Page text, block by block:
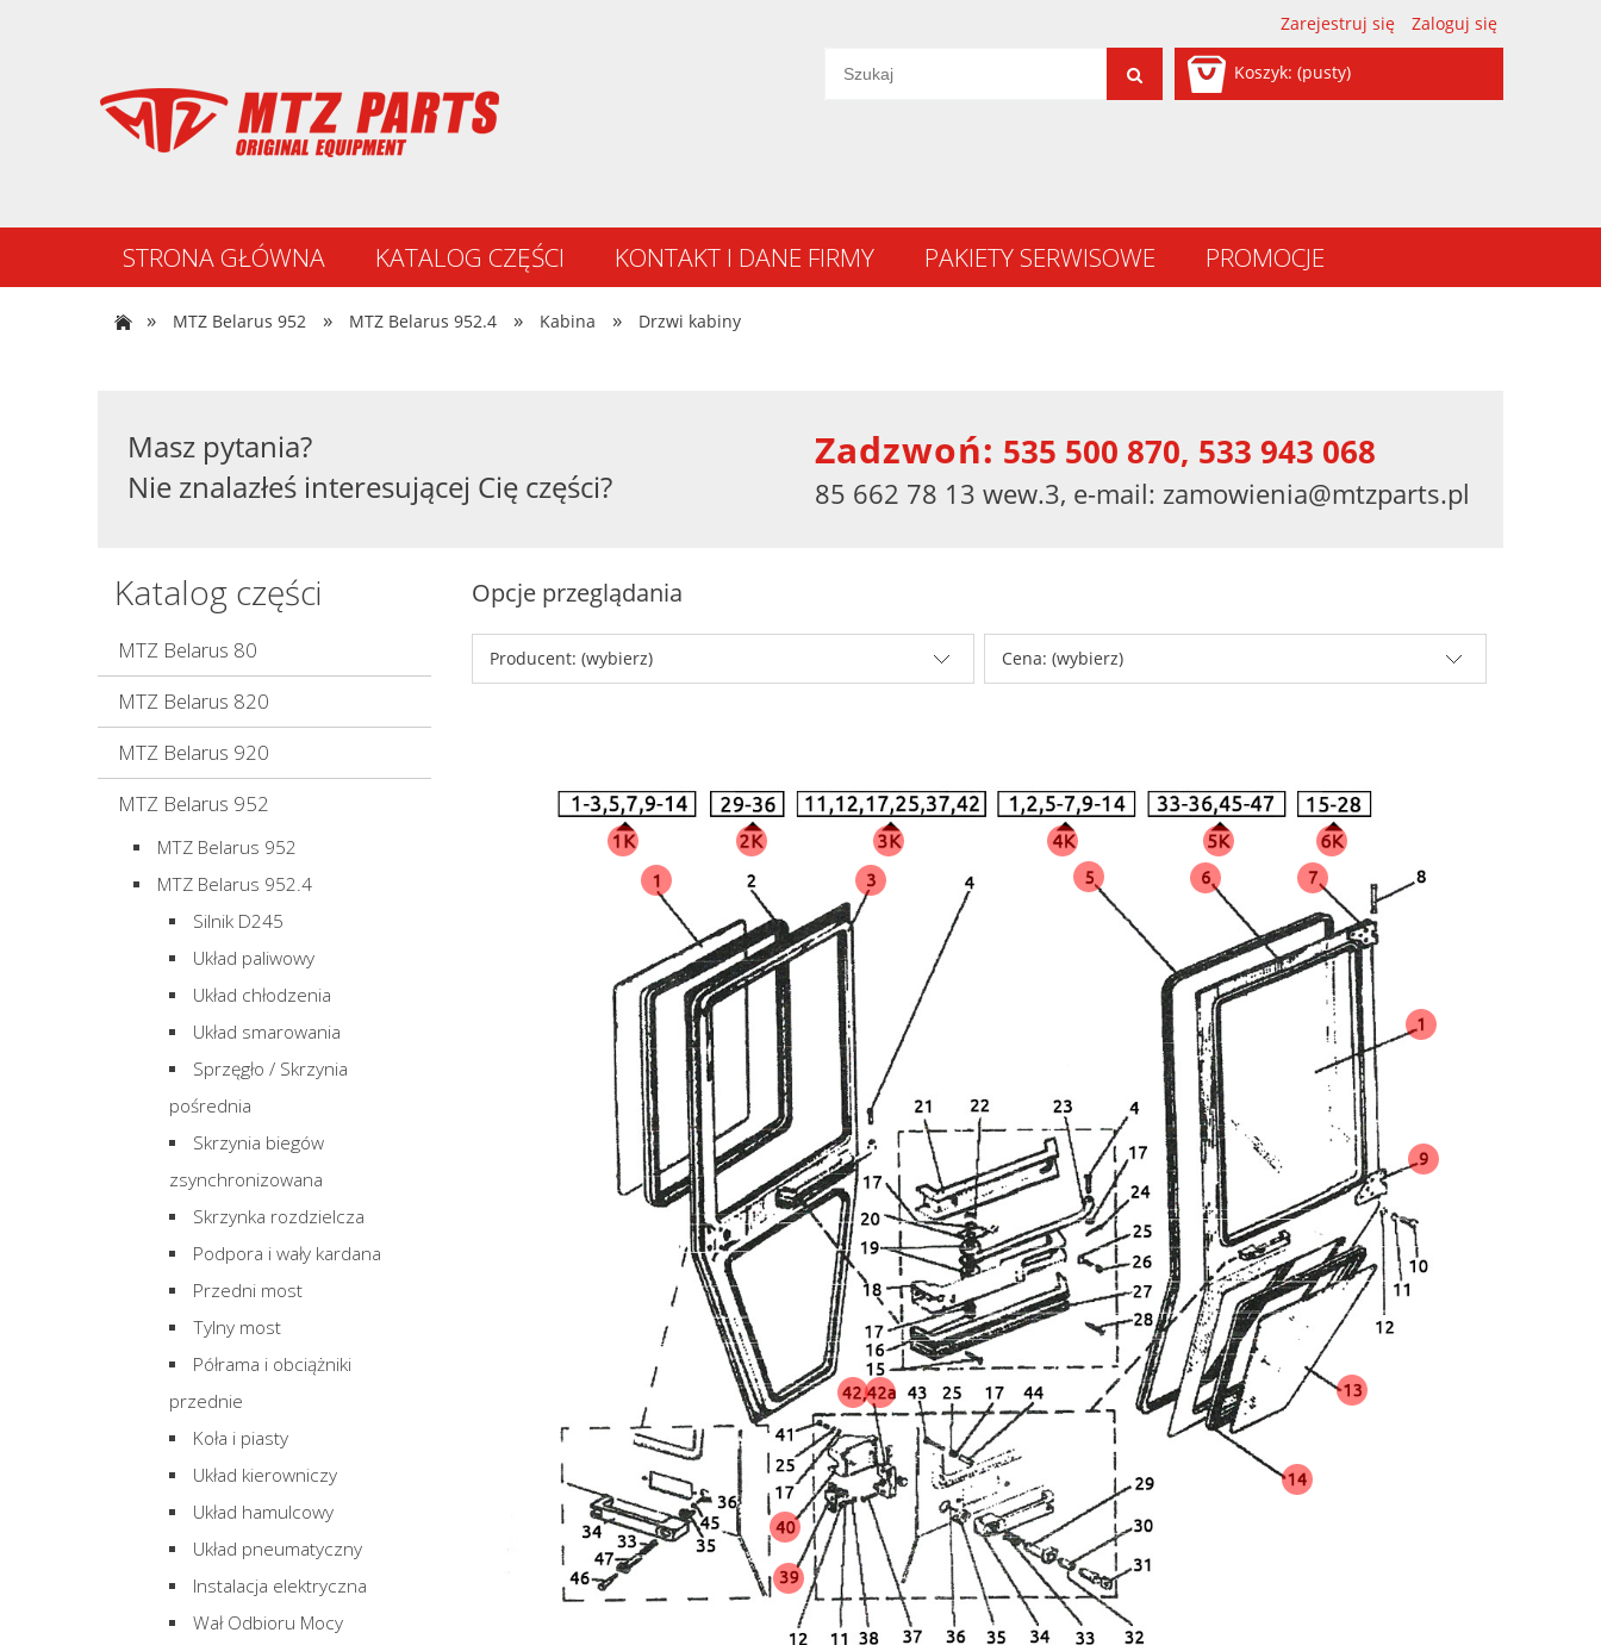
Zarejestruj się Zaloguj się
Koszyk: (pusty)
STRONA GŁÓWNA KATALOG CZĘŚCI KONTAKT I DANE FIRMY PAKIETY SERWISOWE
PROMOCJE
NOWOŚCI
» MTZ Belarus 952 » MTZ Belarus 952.4 » Kabina » Drzwi kabiny
Masz pytania?
Nie znalazłeś interesującej Cię części?
Zadzwoń: 535 500 870, 533 943 068
85 662 78 13 wew.3, e-mail: zamowienia@mtzparts.pl
Katalog części
MTZ Belarus 80
MTZ Belarus 820
MTZ Belarus 920
MTZ Belarus 952
MTZ Belarus 952
MTZ Belarus 952.4
Silnik D245
Układ paliwowy
Układ chłodzenia
Układ smarowania
Sprzęgło / Skrzynia
pośrednia
Skrzynia biegów
zsynchronizowana
Skrzynka rozdzielcza
Podpora i wały kardana
Przedni most
Tylny most
Półrama i obciążniki
przednie
Koła i piasty
Układ kierowniczy
Układ hamulcowy
Układ pneumatyczny
Instalacja elektryczna
Wał Odbioru Mocy
Opcje przeglądania
Producent: (wybierz) Cena: (wybierz)